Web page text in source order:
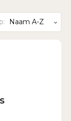
Naam A-Z